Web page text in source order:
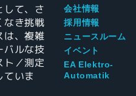
して、さ
なき挑戦
は、複雑
バルな技
ト／測定
ていま
会社情報
採用情報
ニュースルーム
イベント
EA Elektro-
Automatik